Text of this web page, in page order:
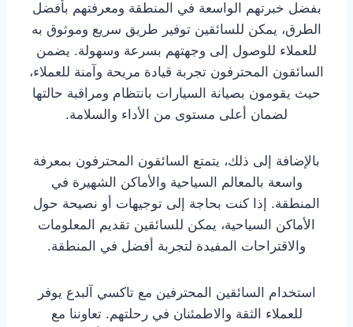
بفضل خبرتهم الواسعة في المنطقة ومعرفتهم بأفضل
الطرق، يمكن للسائقين توفير طريق سريع وموثوق به
للعملاء للوصول إلى وجهتهم بسرعة وسهولة. يضمن
السائقون المحترفون تجربة قيادة مريحة وآمنة للعملاء،
حيث يقومون بصيانة السيارات بانتظام ومراقبة حالتها
لضمان أعلى مستوى من الأداء والسلامة.
بالإضافة إلى ذلك، يتمتع السائقون المحترفون بمعرفة
واسعة بالمعالم السياحية والأماكن الشهيرة في
المنطقة. إذا كنت بحاجة إلى توجيهات أو نصيحة حول
الأماكن السياحية، يمكن للسائقين تقديم المعلومات
والاقتراحات المفيدة لتجربة أفضل في المنطقة.
استخدام السائقين المحترفين مع تاكسي آلبدع يوفر
للعملاء الثقة والاطمئنان في رحلتهم. تعاوننا مع